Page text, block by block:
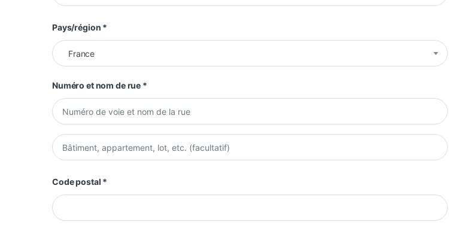
Pays/région *
France
Numéro et nom de rue *
Appartement, suite, unité, etc.
Code postal *